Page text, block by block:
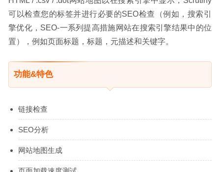
可以检查您的标签并进行必要的SEO检查（例如，搜索引
擎优化，SEO-一系列提高措施网站在搜索引擎结果中的位
置），例如页面标题，标题，元描述和关键字。
功能&特色
链接检查
SEO分析
网站地图生成